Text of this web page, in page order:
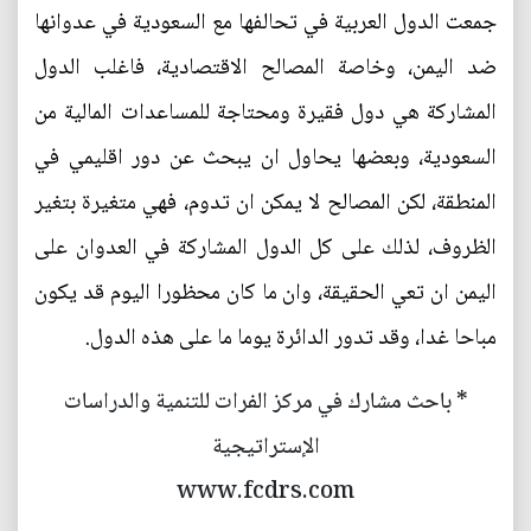
جمعت الدول العربية في تحالفها مع السعودية في عدوانها
ضد اليمن، وخاصة المصالح الاقتصادية، فاغلب الدول
المشاركة هي دول فقيرة ومحتاجة للمساعدات المالية من
السعودية، وبعضها يحاول ان يبحث عن دور اقليمي في
المنطقة، لكن المصالح لا يمكن ان تدوم، فهي متغيرة بتغير
الظروف، لذلك على كل الدول المشاركة في العدوان على
اليمن ان تعي الحقيقة، وان ما كان محظورا اليوم قد يكون
مباحا غدا، وقد تدور الدائرة يوما ما على هذه الدول.
* باحث مشارك في مركز الفرات للتنمية والدراسات
الإستراتيجية
www.fcdrs.com